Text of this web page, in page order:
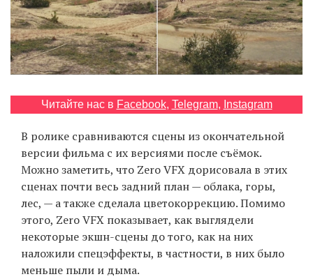
Читайте нас в Facebook, Telegram, Instagram
В ролике сравниваются сцены из окончательной
версии фильма с их версиями после съёмок.
Можно заметить, что Zero VFX дорисовала в этих
сценах почти весь задний план — облака, горы,
лес, — а также сделала цветокоррекцию. Помимо
этого, Zero VFX показывает, как выглядели
некоторые экшн-сцены до того, как на них
наложили спецэффекты, в частности, в них было
меньше пыли и дыма.